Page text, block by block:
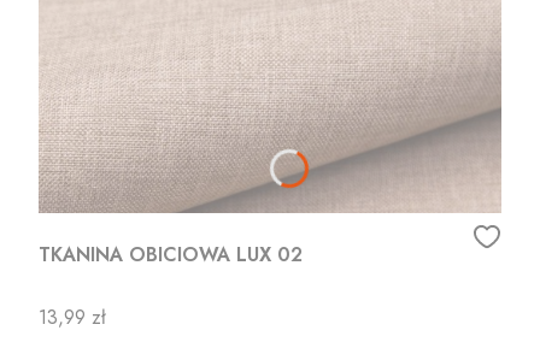
TKANINA OBICIOWA LUX 02
Cena
13,99 zł